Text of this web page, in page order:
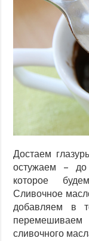
Достаем
остужаем – до
которое
Сливочное
добавляем в
сливочного